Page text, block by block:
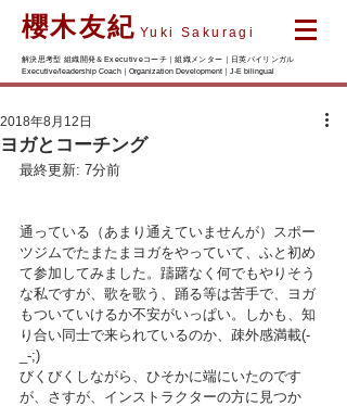
櫻木友紀 Yuki Sakuragi
解決思考型 組織開発＆Executiveコーチ｜組織メンター｜日英バイリンガル
Executive/leadership Coach｜Organization Development｜J-E bilingual
ヨガとコーチング
2018年8月12日
最終更新: 7分前
通っている（あまり通えていませんが）スポー
ツジムでたまたまヨガをやっていて、ふと初め
て参加してみました。躊躇なく何でもやりそう
な私ですが、歌を歌う、踊る等は苦手で、ヨガ
もついていけるか不安がいっぱい。しかも、知
り合い同士で来られているのか、疎外感満載(-
_-;)
びくびくしながら、ひそかに端にいたのです
が、さすが、インストラクターの方に見つか